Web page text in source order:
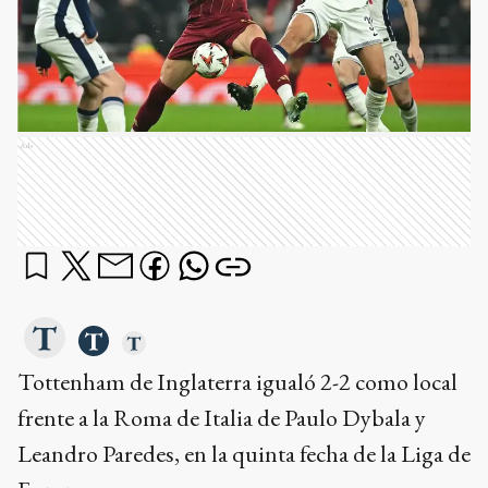
Ads
Tottenham de Inglaterra igualó 2-2 como local
frente a la Roma de Italia de Paulo Dybala y
Leandro Paredes, en la quinta fecha de la Liga de